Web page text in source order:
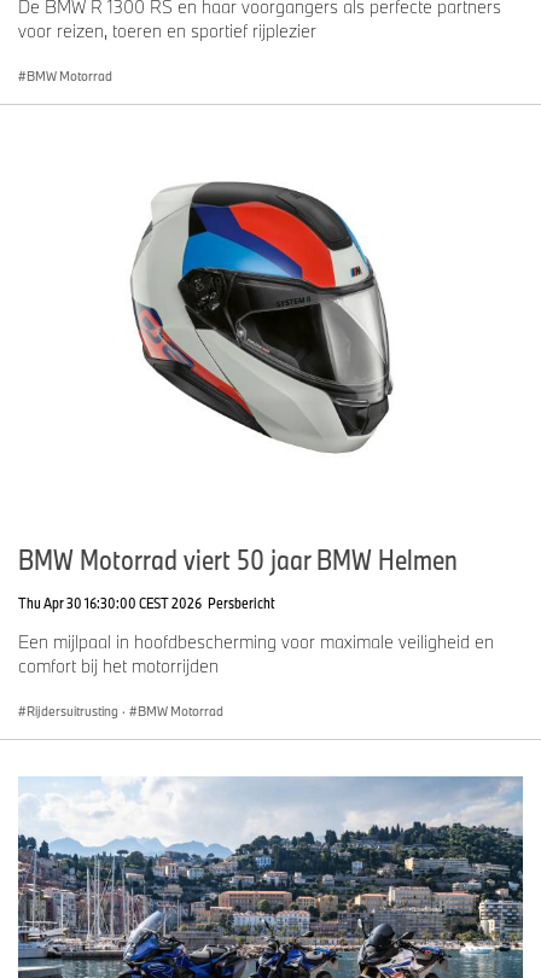
De BMW R 1300 RS en haar voorgangers als perfecte partners
voor reizen, toeren en sportief rijplezier
BMW Motorrad
BMW Motorrad viert 50 jaar BMW Helmen
Thu Apr 30 16:30:00 CEST 2026 Persbericht
Een mijlpaal in hoofdbescherming voor maximale veiligheid en
comfort bij het motorrijden
Rijdersuitrusting · BMW Motorrad